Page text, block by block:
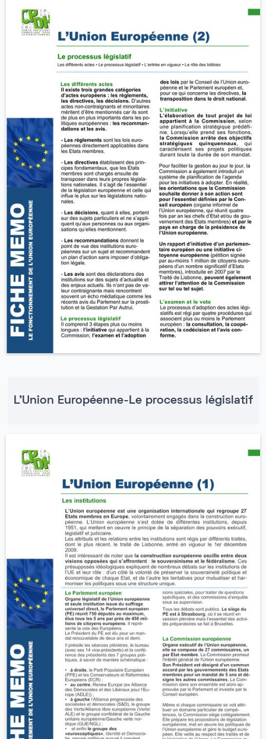
L'Union Européenne-Le processus législatif